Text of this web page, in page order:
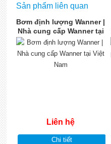
Sản phẩm liên quan
Bơm định lượng Wanner |
Nhà cung cấp Wanner tại
Việt Nam
Liên hệ
Chi tiết